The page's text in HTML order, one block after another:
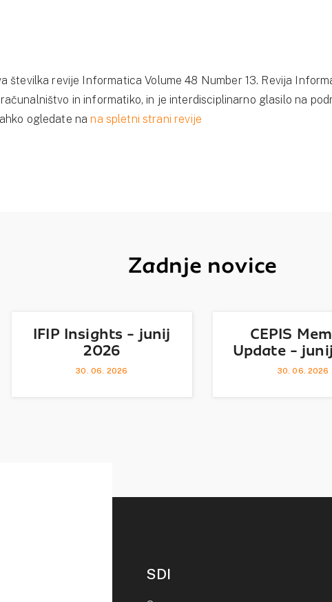
številka revije Informatica Volume 48 Number 13. Revija
in informatiko, in je interdisciplinarno glasilo na
ogledate nana spletni strani revije
Zadnje novice
IFIP Insights - junij
2026
30. 06. 2026
CEPIS
Update -
30. 06. 2026
SDI